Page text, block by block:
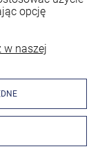
zdrowia.
należy jednak
on swoją
Znaczenie mają
w
opcję
w naszej